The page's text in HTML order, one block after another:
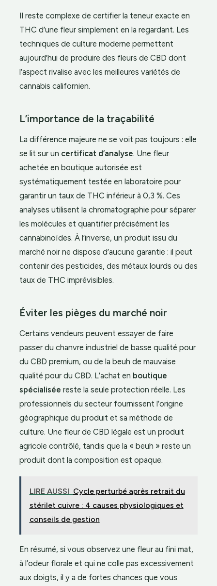
Il reste complexe de certifier la teneur exacte en
THC d’une fleur simplement en la regardant. Les
techniques de culture moderne permettent
aujourd’hui de produire des fleurs de CBD dont
l’aspect rivalise avec les meilleures variétés de
cannabis californien.
L’importance de la traçabilité
La différence majeure ne se voit pas toujours : elle
se lit sur un certificat d’analyse. Une fleur
achetée en boutique autorisée est
systématiquement testée en laboratoire pour
garantir un taux de THC inférieur à 0,3 %. Ces
analyses utilisent la chromatographie pour séparer
les molécules et quantifier précisément les
cannabinoïdes. À l’inverse, un produit issu du
marché noir ne dispose d’aucune garantie : il peut
contenir des pesticides, des métaux lourds ou des
taux de THC imprévisibles.
Éviter les pièges du marché noir
Certains vendeurs peuvent essayer de faire
passer du chanvre industriel de basse qualité pour
du CBD premium, ou de la beuh de mauvaise
qualité pour du CBD. L’achat en boutique
spécialisée reste la seule protection réelle. Les
professionnels du secteur fournissent l’origine
géographique du produit et sa méthode de
culture. Une fleur de CBD légale est un produit
agricole contrôlé, tandis que la « beuh » reste un
produit dont la composition est opaque.
LIRE AUSSI Cycle perturbé après retrait du
stérilet cuivre : 4 causes physiologiques et
conseils de gestion
En résumé, si vous observez une fleur au fini mat,
à l’odeur florale et qui ne colle pas excessivement
aux doigts, il y a de fortes chances que vous